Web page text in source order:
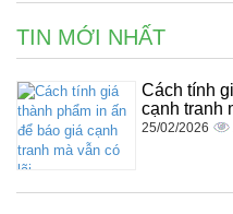
TIN MỚI NHẤT
Cách tính
cạnh tranh
25/02/2026